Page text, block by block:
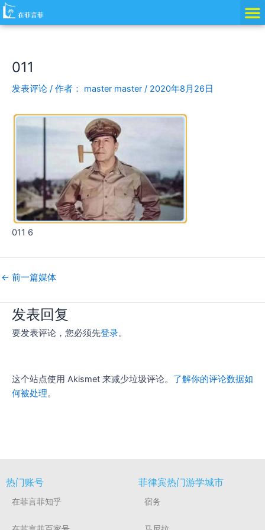
跳
至
011
发表评论 / 作者： master master / 2020年8月26日
011 6
Post
navigation
← 前一篇媒体
发表回复
要发表评论，您必须先登录。
这个站点使用 Akismet 来减少垃圾评论。 了解你的评论数据如
何被处理。
热门账号
在菲言菲知乎
菲律宾热门游学城市
宿务